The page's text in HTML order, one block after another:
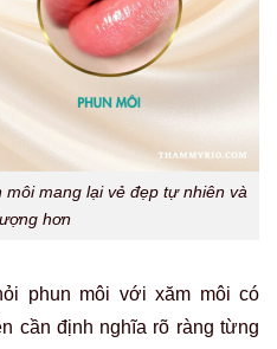
mang lại vẻ đẹp tự nhiên và
hơn
phun môi với xăm môi có
cần định nghĩa rõ ràng từng